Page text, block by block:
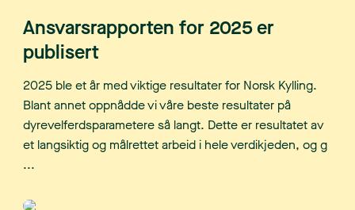
Ansvarsrapporten for 2025 er
publisert
2025 ble et år med viktige resultater for Norsk Kylling.
Blant annet oppnådde vi våre beste resultater på
dyrevelferdsparametere så langt. Dette er resultatet av
et langsiktig og målrettet arbeid i hele verdikjeden, og g
...